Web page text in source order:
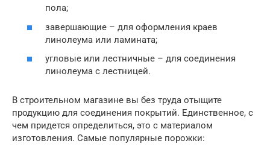
пола;
завершающие – для оформления краев
линолеума или ламината;
угловые или лестничные – для соединения
линолеума с лестницей.
В строительном магазине вы без труда отыщите
продукцию для соединения покрытий. Единственное, с
чем придется определиться, это с материалом
изготовления. Самые популярные порожки: